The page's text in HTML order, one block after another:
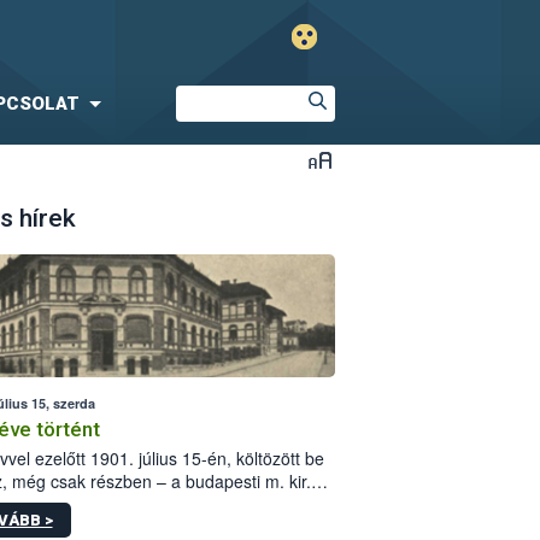
hírek
15, szerda
történt
ezelőtt 1901. július 15-én, költözött be
még csak részben – a budapesti m. kir.
állomás a Kis Rókus utca
alatti, Czigler Győző által tervezett új
>